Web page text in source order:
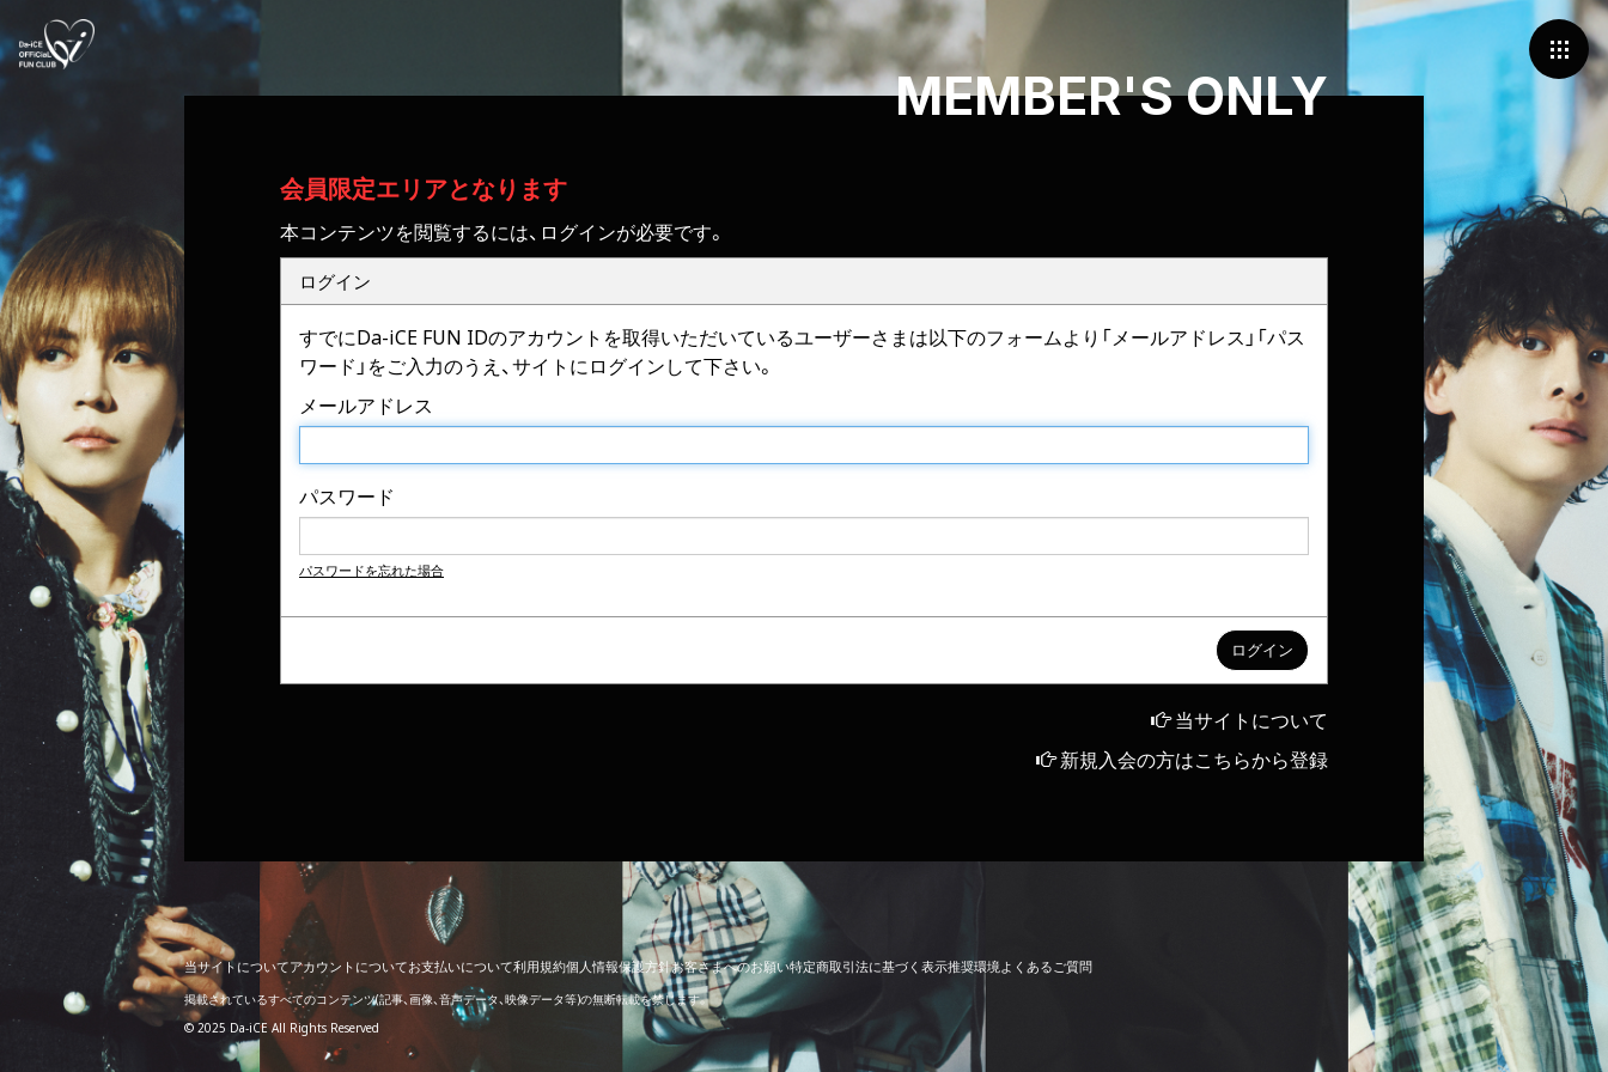
MEMBER'S ONLY
会員限定エリアとなります
本コンテンツを閲覧するには、ログインが必要です。
ログイン
すでにDa-iCE FUN IDのアカウントを取得いただいているユーザーさまは以下のフォームより「メールアドレス」「パス
ワード」をご入力のうえ、サイトにログインして下さい。
メールアドレス
パスワード
パスワードを忘れた場合
当サイトについて
新規入会の方はこちらから登録
当サイト についてアカウン ト についてお支払いについて利用規約個 人情報保護方針お客さまへのお願い特定商取引法に基づ く 表示推奨環境よ く あるご質問
掲載されているすべてのコンテンツ(記事、画像、音声データ、映像データ等)の無断転載を禁じます。
© 2025 Da-iCE All Rights Reserved